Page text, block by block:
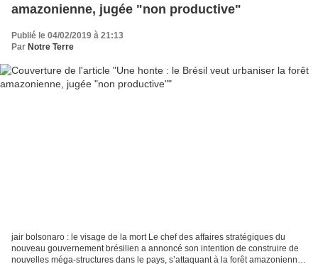
amazonienne, jugée "non productive"
Publié le 04/02/2019 à 21:13
Par Notre Terre
jair bolsonaro : le visage de la mort Le chef des affaires stratégiques du
nouveau gouvernement brésilien a annoncé son intention de construire de
nouvelles méga-structures dans le pays, s’attaquant à la forêt amazonienne.